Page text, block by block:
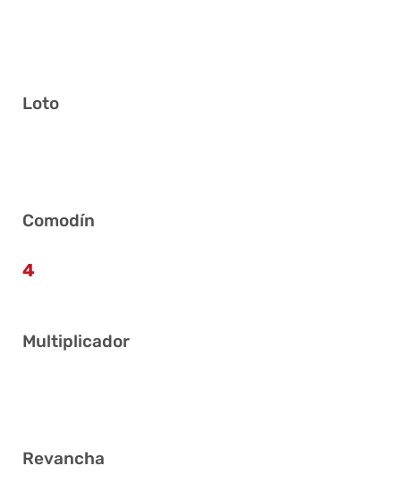
Loto
Comodín
4
Multiplicador
Revancha